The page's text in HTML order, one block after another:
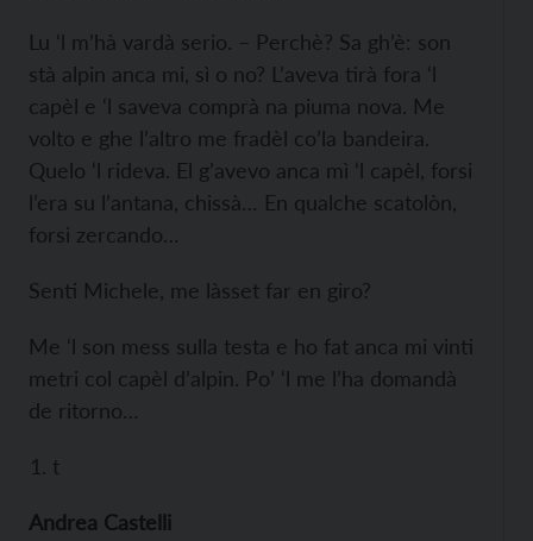
Lu ‘l m’hà vardà serio. – Perchè? Sa gh’è: son
stà alpin anca mi, sì o no? L’aveva tirà fora ‘l
capèl e ‘l saveva comprà na piuma nova. Me
volto e ghe l’altro me fradèl co’la bandeira.
Quelo ‘l rideva. El g’avevo anca mì ‘l capèl, forsi
l’era su l’antana, chissà… En qualche scatolòn,
forsi zercando…
Senti Michele, me làsset far en giro?
Me ‘l son mess sulla testa e ho fat anca mi vinti
metri col capèl d’alpin. Po’ ‘l me l’ha domandà
de ritorno…
t
Andrea Castelli